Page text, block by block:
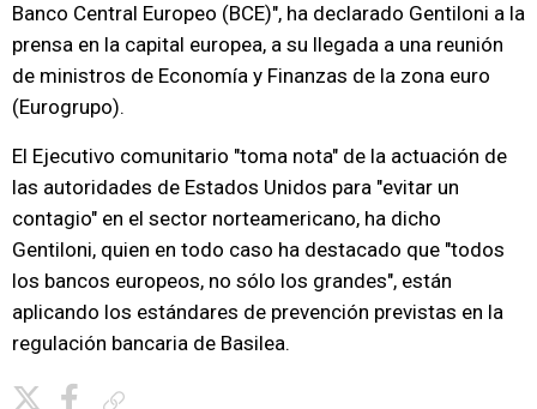
Banco Central Europeo (BCE)", ha declarado Gentiloni a la
prensa en la capital europea, a su llegada a una reunión
de ministros de Economía y Finanzas de la zona euro
(Eurogrupo).
El Ejecutivo comunitario "toma nota" de la actuación de
las autoridades de Estados Unidos para "evitar un
contagio" en el sector norteamericano, ha dicho
Gentiloni, quien en todo caso ha destacado que "todos
los bancos europeos, no sólo los grandes", están
aplicando los estándares de prevención previstas en la
regulación bancaria de Basilea.